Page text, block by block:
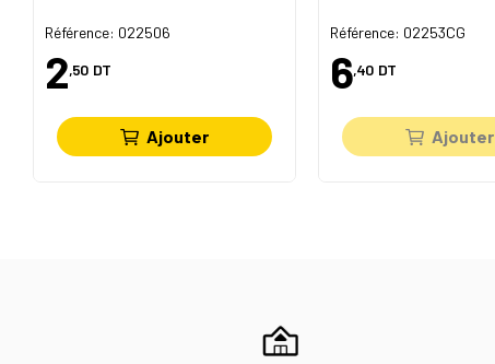
Référence: 022506
2,50 DT
Ajouter
Référence: 02253CG
6,40 DT
Ajouter